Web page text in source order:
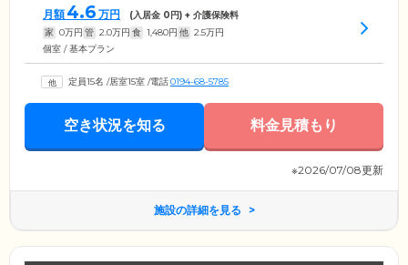
月額 4.6 万円 (入居金 0円) + 介護保険料
家 0万円 管 2.0万円 食 1,480円 他 2.5万円
個室 / 基本プラン
定員15名 /居室15室 /電話0194-68-5785
空き状況を知る 料金見積もり
※2026/07/08更新
施設の詳細を見る